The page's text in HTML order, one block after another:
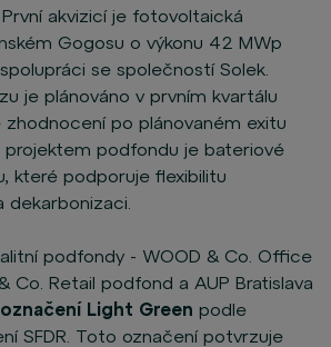
akvizicí je fotovoltaická
Gogosu o výkonu 42 MWp
se společností Solek.
je plánováno v prvním kvartálu
po plánovaném exitu
projektem podfondu je bateriové
které podporuje flexibilitu
podfondy - WOOD & Co. Office
Co. Retail podfond a AUP Bratislava
označení Light Green podle
SFDR. Toto označení potvrzuje